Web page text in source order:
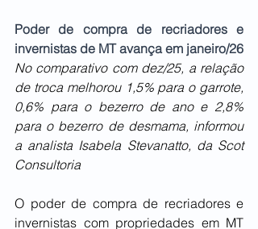
Poder de compra de recriadores e
invernistas de MT avança em janeiro/26
No comparativo com dez/25, a relação
de troca melhorou 1,5% para o garrote,
0,6% para o bezerro de ano e 2,8%
para o bezerro de desmama, informou
a analista Isabela Stevanatto, da Scot
Consultoria
O poder de compra de recriadores e
invernistas com propriedades em MT